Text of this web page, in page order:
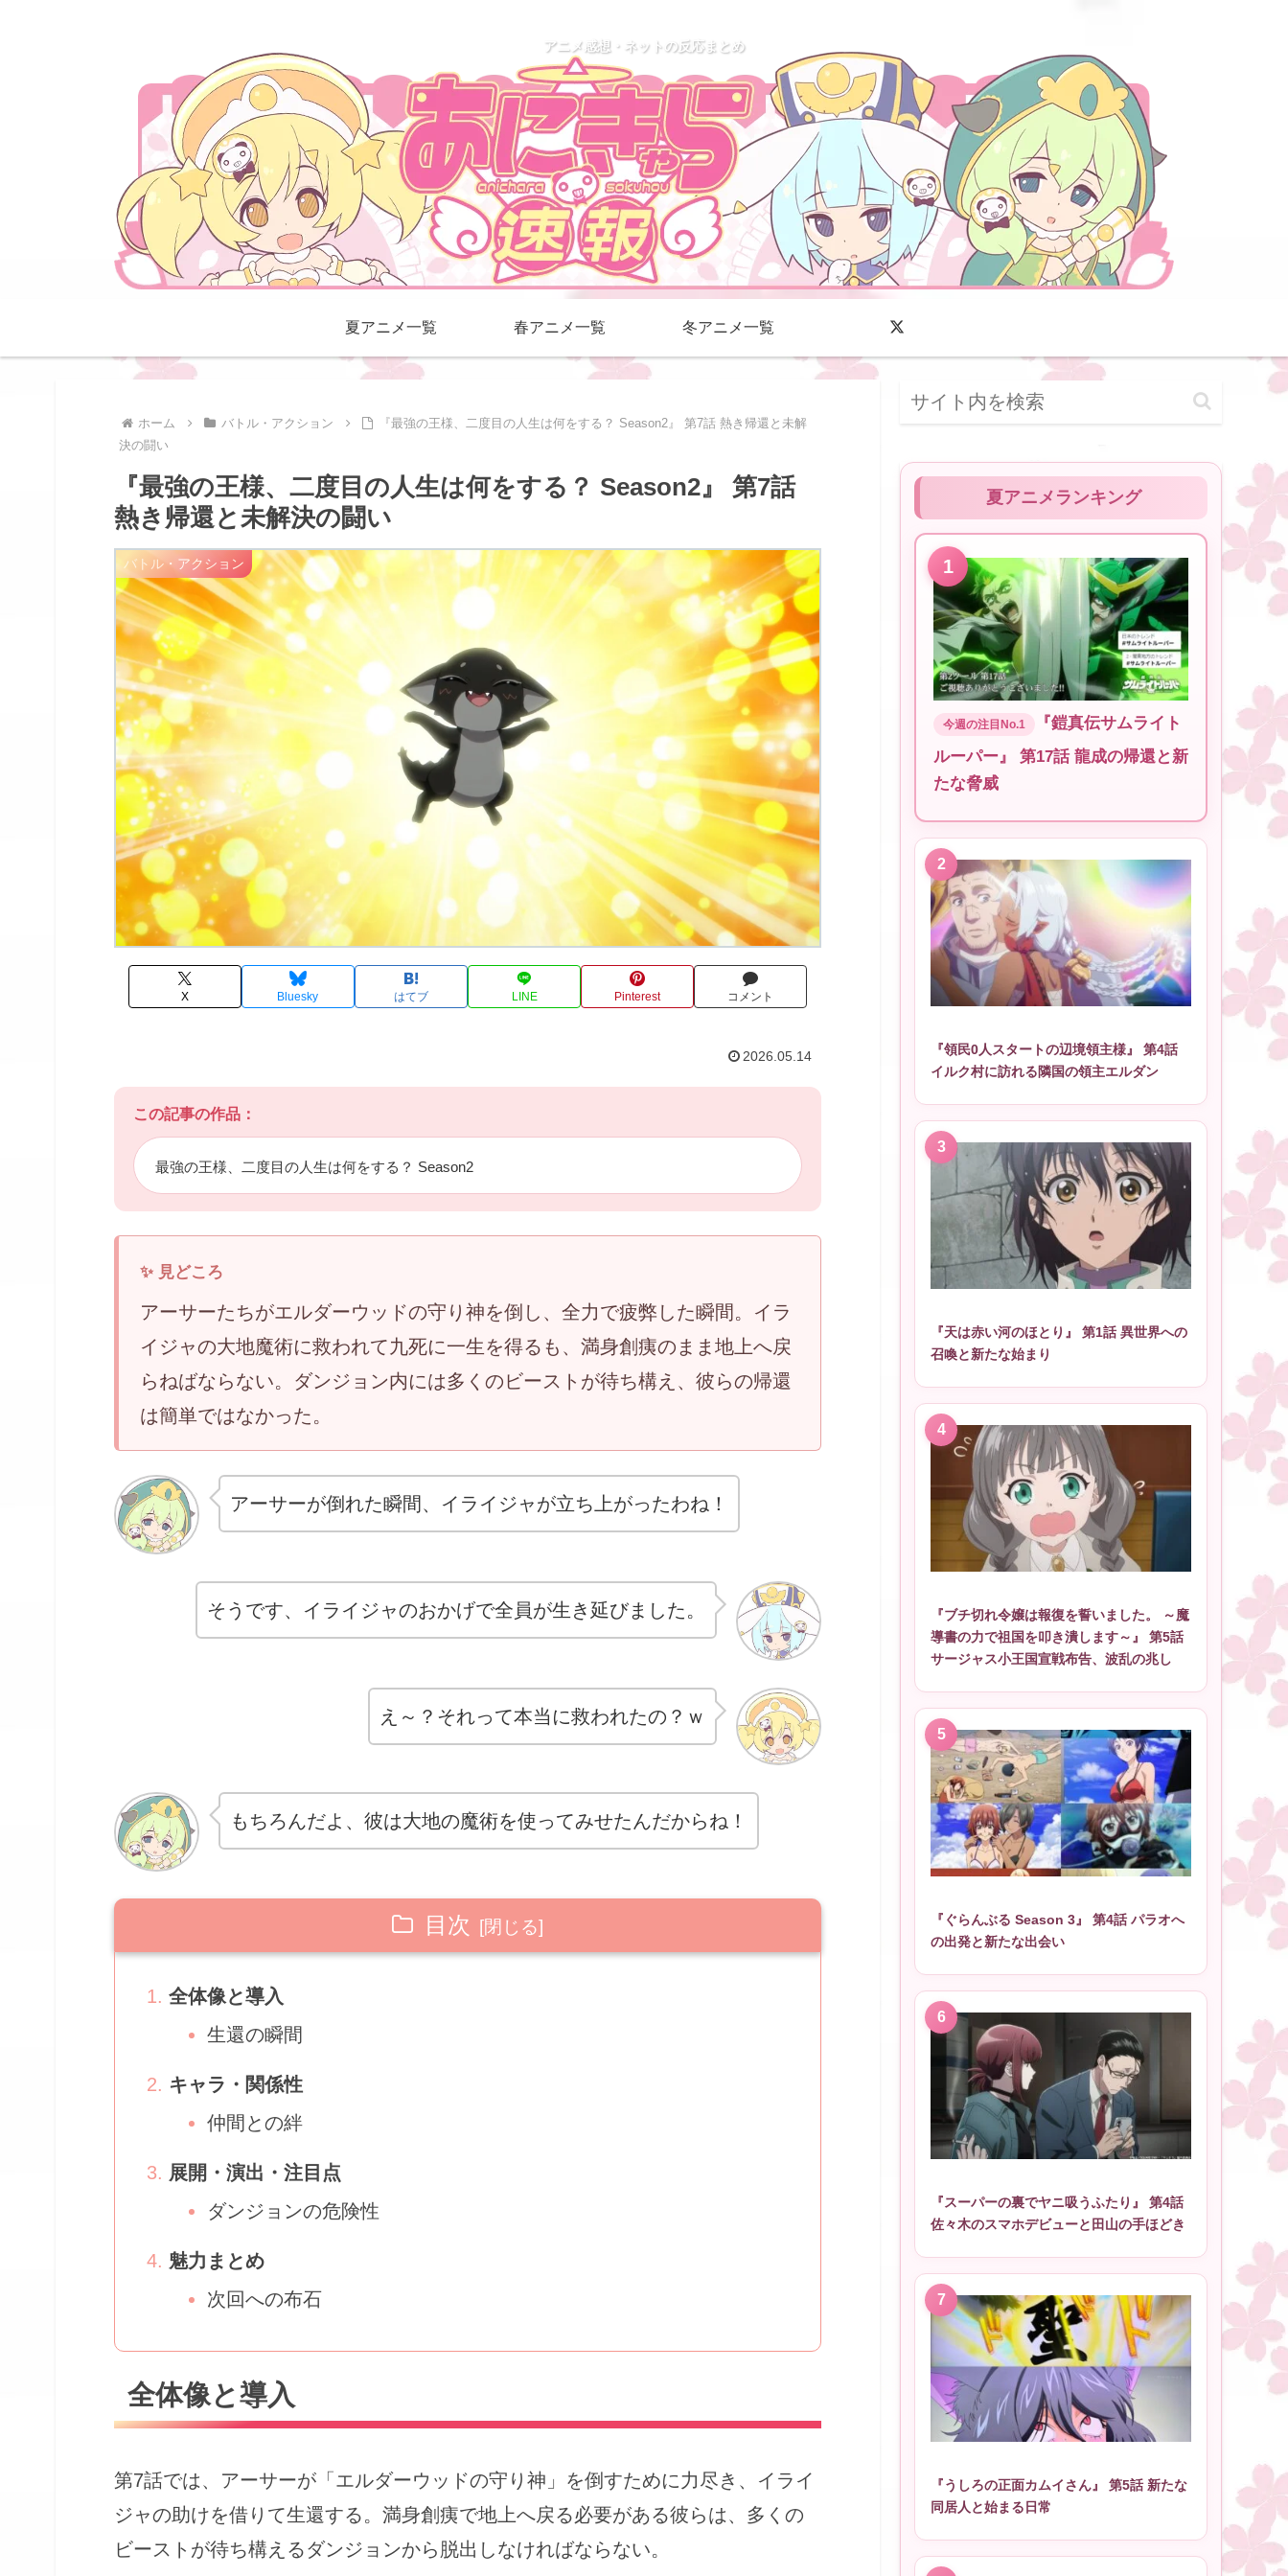
アニメ感想・ネットの反応まとめ
夏アニメ一覧 春アニメ一覧 冬アニメ一覧
ホーム バトル・アクション
『最強の王様、二度目の人生は何をする？ Season2』 第7話 熱き帰還と未解
決の闘い
『最強の王様、二度目の人生は何をする？ Season2』 第7話
熱き帰還と未解決の闘い
バトル・アクション
X Bluesky はてブ LINE Pinterest コメント
2026.05.14
この記事の作品：
最強の王様、二度目の人生は何をする？ Season2
アーサーたちがエルダーウッドの守り神を倒し、全力で疲弊した瞬間。イラ
イジャの大地魔術に救われて九死に一生を得るも、満身創痍のまま地上へ戻
らねばならない。ダンジョン内には多くのビーストが待ち構え、彼らの帰還
は簡単ではなかった。
アーサーが倒れた瞬間、イライジャが立ち上がったわね！
そうです、イライジャのおかげで全員が生き延びました。
え～？それって本当に救われたの？ｗ
もちろんだよ、彼は大地の魔術を使ってみせたんだからね！
目次
全体像と導入
生還の瞬間
キャラ・関係性
仲間との絆
展開・演出・注目点
ダンジョンの危険性
魅力まとめ
次回への布石
全体像と導入
第7話では、アーサーが「エルダーウッドの守り神」を倒すために力尽き、イライ
ジャの助けを借りて生還する。満身創痍で地上へ戻る必要がある彼らは、多くの
ビーストが待ち構えるダンジョンから脱出しなければならない。
夏アニメランキング
『鎧真伝サムライト
ルーパー』 第17話 龍成の帰還と新
たな脅威
『領民0人スタートの辺境領主様』 第4話
イルク村に訪れる隣国の領主エルダン
『天は赤い河のほとり』 第1話 異世界への
召喚と新たな始まり
『ブチ切れ令嬢は報復を誓いました。 ～魔
導書の力で祖国を叩き潰します～』 第5話
サージャス小王国宣戦布告、波乱の兆し
『ぐらんぶる Season 3』 第4話 パラオへ
の出発と新たな出会い
『スーパーの裏でヤニ吸うふたり』 第4話
佐々木のスマホデビューと田山の手ほどき
『うしろの正面カムイさん』 第5話 新たな
同居人と始まる日常